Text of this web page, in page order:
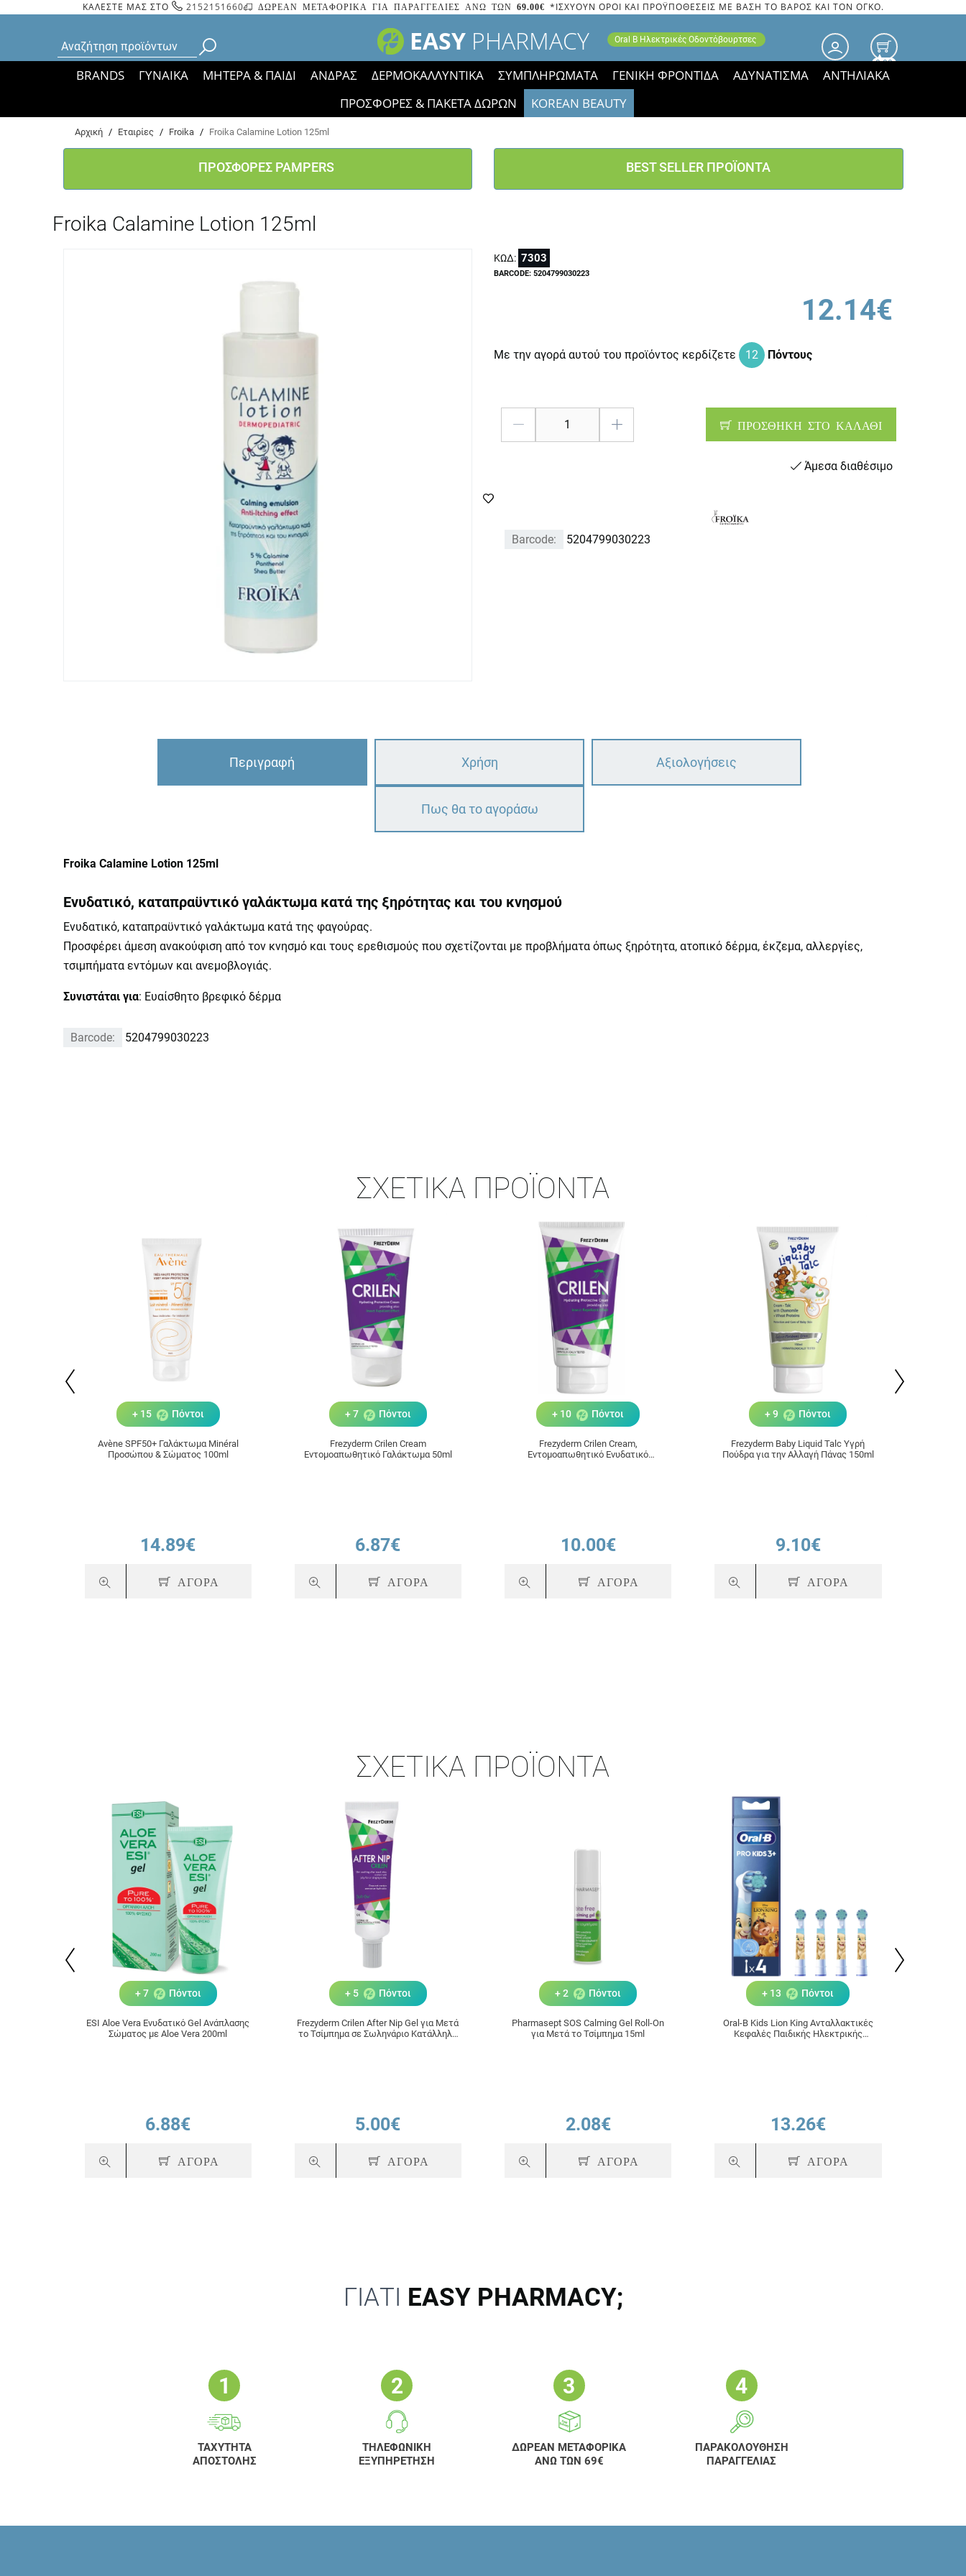
ΚΑΛΕΣΤΕ ΜΑΣ ΣΤΟ 2152151660 ΔΩΡΕΑΝ ΜΕΤΑΦΟΡΙΚΑ ΓΙΑ ΠΑΡΑΓΓΕΛΙΕΣ ΑΝΩ ΤΩΝ 69.00€ *ΙΣΧΥΟΥΝ ΟΡΟΙ ΚΑΙ ΠΡΟΫΠΟΘΕΣΕΙΣ ΜΕ ΒΑΣΗ ΤΟ ΒΑΡΟΣ ΚΑΙ ΤΟΝ ΟΓΚΟ.
EASY PHARMACY Oral B Ηλεκτρικές Οδοντόβουρτσες
0.00
BRANDS ΓΥΝΑΙΚΑ ΜΗΤΕΡΑ & ΠΑΙΔΙ ΑΝΔΡΑΣ ΔΕΡΜΟΚΑΛΛΥΝΤΙΚΑ ΣΥΜΠΛΗΡΩΜΑΤΑ ΓΕΝΙΚΗ ΦΡΟΝΤΙΔΑ ΑΔΥΝΑΤΙΣΜΑ
ΑΝΤΗΛΙΑΚΑ
ΠΡΟΣΦΟΡΕΣ & ΠΑΚΕΤΑ ΔΩΡΩΝ
KOREAN BEAUTY
Bάσει ΦΕΚ 35935/2023 τα εικονίδια των εκπτώσεων έφυγαν, οι χαμηλές μας τιμές ΠΑΡΑΜΕΝΟΥΝ!
Αρχική / Εταιρίες / Froika / Froika Calamine Lotion 125ml
ΠΡΟΣΦΟΡΕΣ PAMPERS BEST SELLER ΠΡΟΪΟΝΤΑ
Froika Calamine Lotion 125ml
ΚΩΔ: 7303
BARCODE: 5204799030223
12.14€
Με την αγορά αυτού του προϊόντος κερδίζετε 12 Πόντους
ΠΡΟΣΘΗΚΗ ΣΤΟ ΚΑΛΑΘΙ
Άμεσα διαθέσιμο
Barcode: 5204799030223
Περιγραφή Χρήση Αξιολογήσεις
Πως θα το αγοράσω
Froika Calamine Lotion 125ml
Ενυδατικό, καταπραϋντικό γαλάκτωμα κατά της ξηρότητας και του κνησμού
Ενυδατικό, καταπραϋντικό γαλάκτωμα κατά της φαγούρας.
Προσφέρει άμεση ανακούφιση από τον κνησμό και τους ερεθισμούς που σχετίζονται με προβλήματα όπως ξηρότητα, ατοπικό δέρμα, έκζεμα, αλλεργίες,
τσιμπήματα εντόμων και ανεμοβλογιάς.
Συνιστάται για: Ευαίσθητο βρεφικό δέρμα
Barcode: 5204799030223
ΣΧΕΤΙΚΆ ΠΡΟΪΌΝΤΑ
+ 15 Πόντοι
Avène SPF50+ Γαλάκτωμα Minéral
Προσώπου & Σώματος 100ml
14.89€
ΑΓΟΡΑ
+ 7 Πόντοι
Frezyderm Crilen Cream
Εντομοαπωθητικό Γαλάκτωμα 50ml
6.87€
ΑΓΟΡΑ
+ 10 Πόντοι
Frezyderm Crilen Cream,
Εντομοαπωθητικό Ενυδατικό
10.00€
ΑΓΟΡΑ
+ 9 Πόντοι
Frezyderm Baby Liquid Talc Υγρή
Πούδρα για την Αλλαγή Πάνας 150ml
9.10€
ΑΓΟΡΑ
ΣΧΕΤΙΚΆ ΠΡΟΪΌΝΤΑ
+ 7 Πόντοι
ESI Aloe Vera Ενυδατικό Gel Ανάπλασης
Σώματος με Aloe Vera 200ml
6.88€
ΑΓΟΡΑ
+ 5 Πόντοι
Frezyderm Crilen After Nip Gel για Μετά
το Τσίμπημα σε Σωληνάριο Κατάλληλο
5.00€
ΑΓΟΡΑ
+ 2 Πόντοι
Pharmasept SOS Calming Gel Roll-On
για Μετά το Τσίμπημα 15ml
2.08€
ΑΓΟΡΑ
+ 13 Πόντοι
Oral-B Kids Lion King Ανταλλακτικές
Κεφαλές Παιδικής Ηλεκτρικής
13.26€
ΑΓΟΡΑ
ΓΙΑΤΙ EASY PHARMACY;
ΤΑΧΥΤΗΤΑ
ΑΠΟΣΤΟΛΗΣ
ΤΗΛΕΦΩΝΙΚΗ
ΕΞΥΠΗΡΕΤΗΣΗ
ΔΩΡΕΑΝ ΜΕΤΑΦΟΡΙΚΑ
ΑΝΩ ΤΩΝ 69€
ΠΑΡΑΚΟΛΟΥΘΗΣΗ
ΠΑΡΑΓΓΕΛΙΑΣ